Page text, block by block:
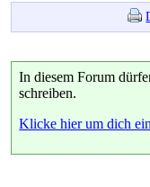
In diesem Forum
schreiben.
Klicke hier um dich